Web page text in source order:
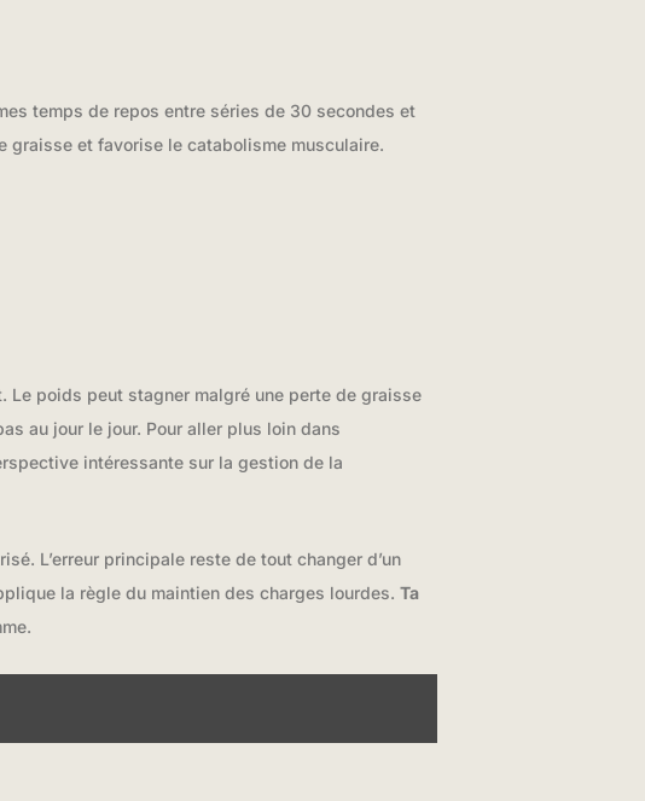
temps de repos entre séries de 30 secondes et
graisse et favorise le catabolisme musculaire.
Le poids peut stagner malgré une perte de graisse
au jour le jour. Pour aller plus loin dans
intéressante sur la gestion de la
L’erreur principale reste de tout changer d’un
la règle du maintien des charges lourdes. Ta